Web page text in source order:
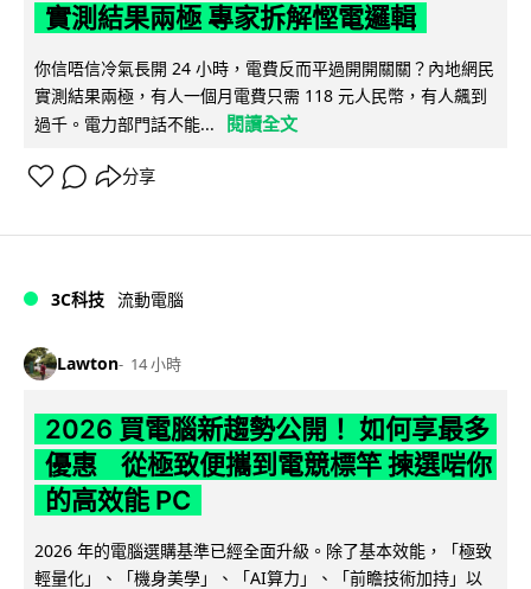
實測結果兩極 專家拆解慳電邏輯
你信唔信冷氣長開 24 小時，電費反而平過開開關關？內地網民
實測結果兩極，有人一個月電費只需 118 元人民幣，有人飆到
過千。電力部門話不能...
閱讀全文
分享
3C科技 流動電腦
Lawton 14 小時
2026 買電腦新趨勢公開！ 如何享最多
優惠 從極致便攜到電競標竿 揀選啱你
的高效能 PC
2026 年的電腦選購基準已經全面升級。除了基本效能，「極致
輕量化」、「機身美學」、「AI算力」、「前瞻技術加持」以